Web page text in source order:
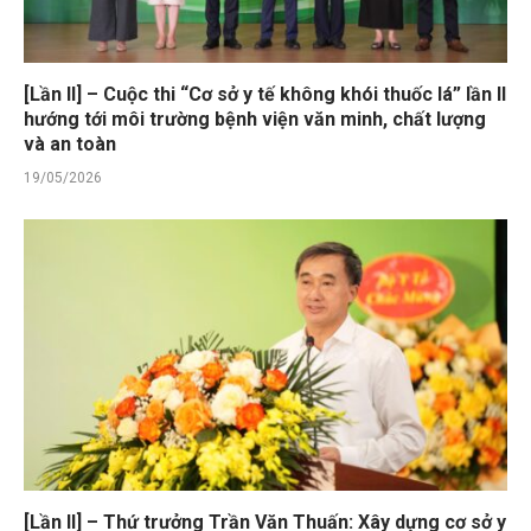
[Lần II] – Cuộc thi “Cơ sở y tế không khói thuốc lá” lần II
hướng tới môi trường bệnh viện văn minh, chất lượng
và an toàn
19/05/2026
[Lần II] – Thứ trưởng Trần Văn Thuấn: Xây dựng cơ sở y